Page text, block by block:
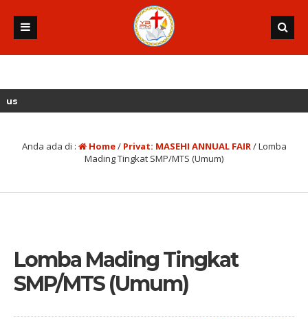
Anda ada di : Home/ Privat: MASEHI ANNUAL FAIR/Lomba
Mading Tingkat SMP/MTS (Umum)
Lomba Mading Tingkat
SMP/MTS (Umum)